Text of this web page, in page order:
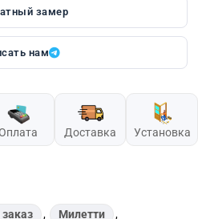
замер
нам
Доставка Установка
, Милетти ,